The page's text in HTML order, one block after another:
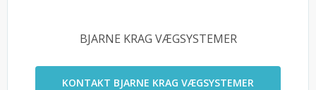
BJARNE KRAG VÆGSYSTEMER
KONTAKT BJARNE KRAG VÆGSYSTEMER